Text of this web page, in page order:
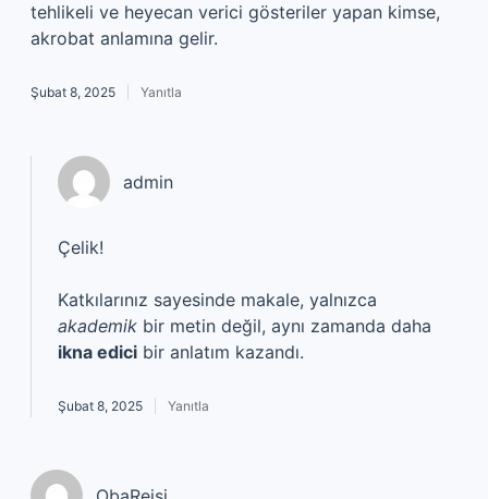
tehlikeli ve heyecan verici gösteriler yapan kimse,
akrobat anlamına gelir.
Şubat 8, 2025 Yanıtla
admin
Çelik!
Katkılarınız sayesinde makale, yalnızca
akademik bir metin değil, aynı zamanda daha
ikna edici bir anlatım kazandı.
Şubat 8, 2025 Yanıtla